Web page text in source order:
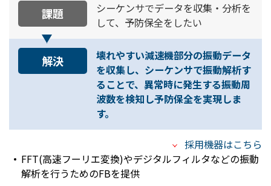
課題
シーケンサでデータを収集・分析を
して、予防保全をしたい
解決
壊れやすい減速機部分の振動データ
を収集し、シーケンサで振動解析す
ることで、異常時に発生する振動周
波数を検知し予防保全を実現しま
す。
採用機器はこちら
FFT(高速フーリエ変換)やデジタルフィルタなどの振動
解析を行うためのFBを提供